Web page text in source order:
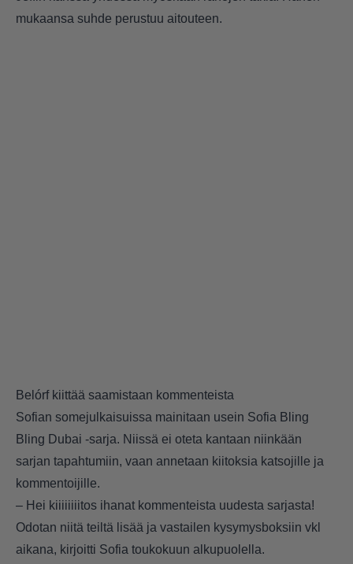
mukaansa suhde perustuu aitouteen.
Belórf kiittää saamistaan kommenteista
Sofian somejulkaisuissa mainitaan usein Sofia Bling
Bling Dubai -sarja. Niissä ei oteta kantaan niinkään
sarjan tapahtumiin, vaan annetaan kiitoksia katsojille ja
kommentoijille.
– Hei kiiiiiiiitos ihanat kommenteista uudesta sarjasta!
Odotan niitä teiltä lisää ja vastailen kysymysboksiin vkl
aikana, kirjoitti Sofia toukokuun alkupuolella.